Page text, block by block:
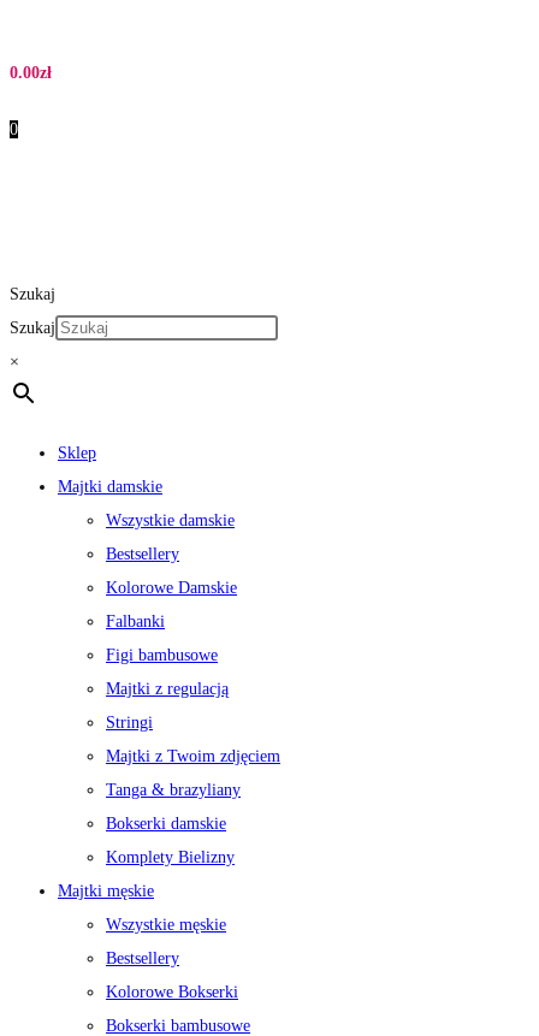
0.00zł
0
Szukaj
Szukaj
×
Sklep
Majtki damskie
Wszystkie damskie
Bestsellery
Kolorowe Damskie
Falbanki
Figi bambusowe
Majtki z regulacją
Stringi
Majtki z Twoim zdjęciem
Tanga & brazyliany
Bokserki damskie
Komplety Bielizny
Majtki męskie
Wszystkie męskie
Bestsellery
Kolorowe Bokserki
Bokserki bambusowe